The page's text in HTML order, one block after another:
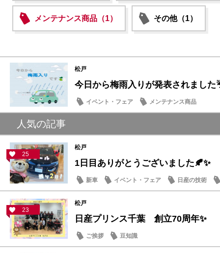
メンテナンス商品（1） その他（1）
松戸
今日から梅雨入りが発表されました
イベント・フェア メンテナンス商品
人気の記事
25
松戸
1日目ありがとうございました🍂✨
新車 イベント・フェア 日産の技術
23
松戸
日産プリンス千葉 創立70周年✨
ご挨拶 豆知識